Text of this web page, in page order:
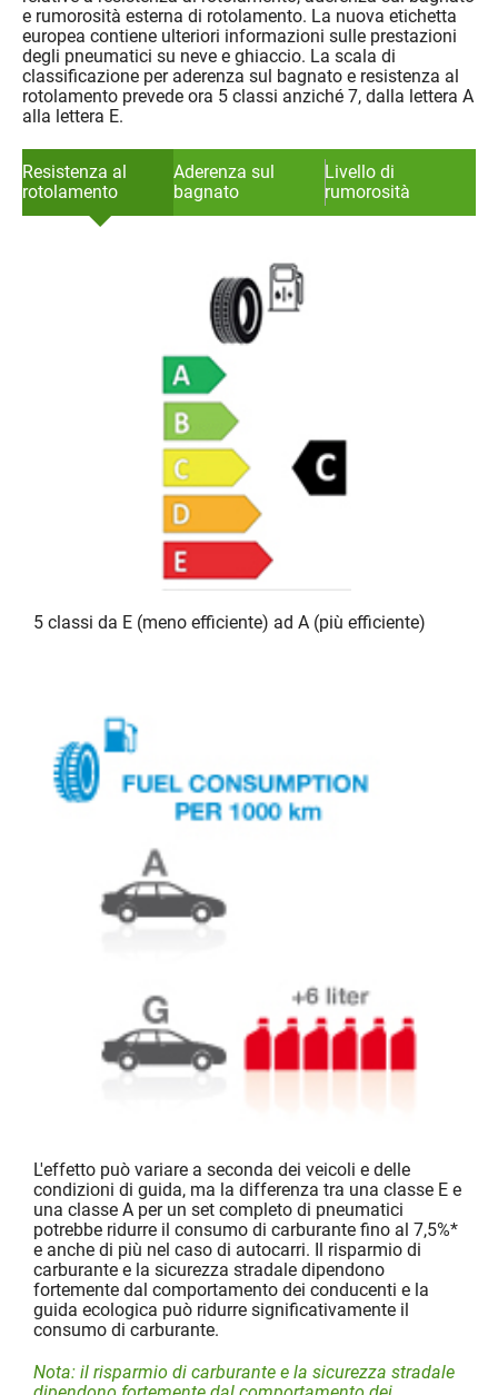
e rumorosità esterna di rotolamento. La nuova etichetta
europea contiene ulteriori informazioni sulle prestazioni
degli pneumatici su neve e ghiaccio. La scala di
classificazione per aderenza sul bagnato e resistenza al
rotolamento prevede ora 5 classi anziché 7, dalla lettera A
alla lettera E.
Resistenza al
rotolamento
Aderenza sul
bagnato
Livello di
rumorosità
5 classi da E (meno efficiente) ad A (più efficiente)
L'effetto può variare a seconda dei veicoli e delle
condizioni di guida, ma la differenza tra una classe E e
una classe A per un set completo di pneumatici
potrebbe ridurre il consumo di carburante fino al 7,5%*
e anche di più nel caso di autocarri. Il risparmio di
carburante e la sicurezza stradale dipendono
fortemente dal comportamento dei conducenti e la
guida ecologica può ridurre significativamente il
consumo di carburante.
Nota: il risparmio di carburante e la sicurezza stradale